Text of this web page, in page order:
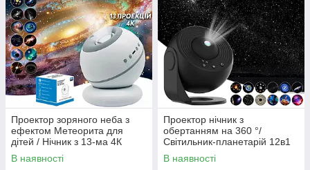
Проектор зоряного неба з
ефектом Метеорита для
дітей / Нічник з 13-ма 4К
проекціями космосу UFT +
Bluetooth колонка Білий
В наявності
Проектор нічник з
обертанням на 360 °/
Світильник-планетарій 12в1
для дітей USB Чорний
В наявності